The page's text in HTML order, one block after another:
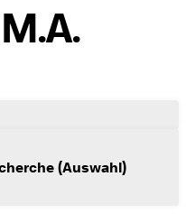
(Auswahl)